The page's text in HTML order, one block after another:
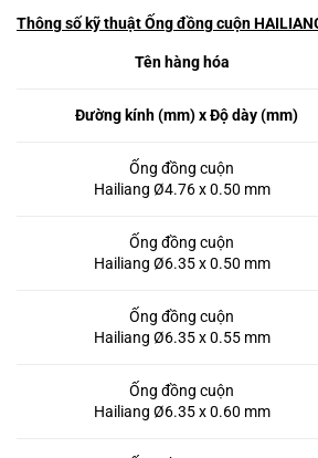
Thông số kỹ thuật Ống đồng cuộn
Tên hàng hóa
Đường kính (mm) x Độ dày (mm)
Ống đồng cuộn
Hailiang Ø4.76 x 0.50 mm
Ống đồng cuộn
Hailiang Ø6.35 x 0.50 mm
Ống đồng cuộn
Hailiang Ø6.35 x 0.55 mm
Ống đồng cuộn
Hailiang Ø6.35 x 0.60 mm